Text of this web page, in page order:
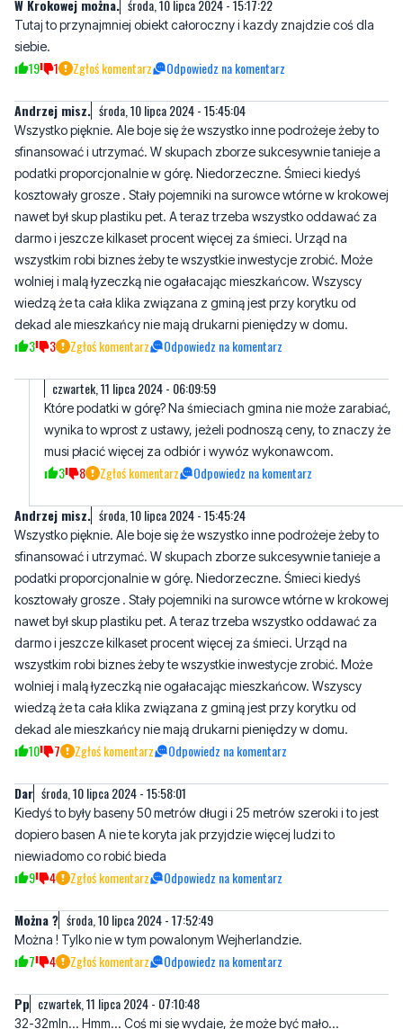
Andrzej misz.
Wszystko pięknie. Ale boje się że wszystko inne podrożeje żeby to
podatki proporcjonalnie w górę. Niedorzeczne. Śmieci kiedyś
kosztowały grosze . Stały pojemniki na surowce wtórne w krokowej
nawet był skup plastiku pet. A teraz trzeba wszystko oddawać za
darmo i jeszcze kilkaset procent więcej za śmieci. Urząd na
wszystkim robi biznes żeby te wszystkie inwestycje zrobić. Może
wolniej i malą łyzeczką nie ogałacając mieszkańcow. Wszyscy
wiedzą że ta cała klika związana z gminą jest przy korytku od
dekad ale mieszkańcy nie mają drukarni pieniędzy w domu.
3 3 Zgłoś komentarz Odpowiedz na komentarz
czwartek, 11 lipca 2024 - 06:09:59
Które podatki w górę? Na śmieciach gmina nie może zarabiać,
musi płacić więcej za odbiór i wywóz wykonawcom.
3 8 Zgłoś komentarz Odpowiedz na komentarz
Andrzej misz. środa, 10 lipca 2024 - 15:45:24
Wszystko pięknie. Ale boje się że wszystko inne podrożeje żeby to
podatki proporcjonalnie w górę. Niedorzeczne. Śmieci kiedyś
kosztowały grosze . Stały pojemniki na surowce wtórne w krokowej
nawet był skup plastiku pet. A teraz trzeba wszystko oddawać za
darmo i jeszcze kilkaset procent więcej za śmieci. Urząd na
wszystkim robi biznes żeby te wszystkie inwestycje zrobić. Może
wolniej i malą łyzeczką nie ogałacając mieszkańcow. Wszyscy
wiedzą że ta cała klika związana z gminą jest przy korytku od
dekad ale mieszkańcy nie mają drukarni pieniędzy w domu.
10 7 Zgłoś komentarz Odpowiedz na komentarz
Dar środa, 10 lipca 2024 - 15:58:01
Kiedyś to były baseny 50 metrów długi i 25 metrów szeroki i to jest
niewiadomo co robić bieda
9 4 Zgłoś komentarz Odpowiedz na komentarz
Można ? środa, 10 lipca 2024 - 17:52:49
Można ! Tylko nie w tym powalonym Wejherlandzie.
Pp czwartek, 11 lipca 2024 - 07:10:48
32-32mln... Hmm... Coś mi się wydaje, że może być mało...
tajemnica
0 2 Zgłoś komentarz Odpowiedz na komentarz